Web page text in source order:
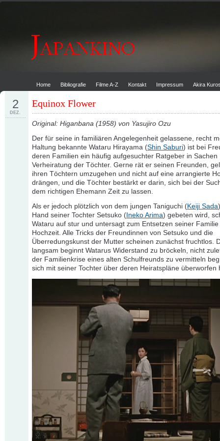
Home Bibliografie Filme A-Z Kontakt Impressum Akira
Equinox Flower
2
DEZ.
Original: Higanbana (1958) von Yasujiro Ozu
Der für seine in familiären Angelegenheit gelassene, recht
Haltung bekannte Wataru Hirayama (Shin Saburi) ist bei
deren Familien ein häufig aufgesuchter Ratgeber in Sachen
Verheiratung der Töchter. Gerne rät er seinen Freunden,
ihren Töchtern umzugehen und nicht auf eine arrangierte
drängen, und die Töchter bestärkt er darin, sich bei der
dem richtigen Ehemann Zeit zu lassen.
Als er jedoch plötzlich von dem jungen Taniguchi (Keiji Sada
Hand seiner Tochter Setsuko ( Ineko Arima) gebeten wird,
Wataru auf stur und untersagt zum Entsetzen seiner Familie
Hochzeit. Alle Tricks der Freundinnen von Setsuko und die
Überredungskunst der Mutter scheinen zunächst fruchtlos.
langsam beginnt Watarus Widerstand zu bröckeln, nicht
der Familienkrise eines alten Schulfreunds zu vermitteln
sich mit seiner Tochter über deren Heiratspläne überworfen